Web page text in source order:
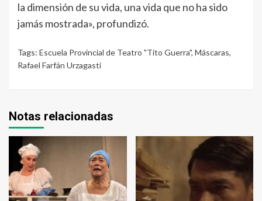
la dimensión de su vida, una vida que no ha sido
jamás mostrada», profundizó.
Tags: Escuela Provincial de Teatro "Tito Guerra", Máscaras,
Rafael Farfán Urzagasti
Notas relacionadas